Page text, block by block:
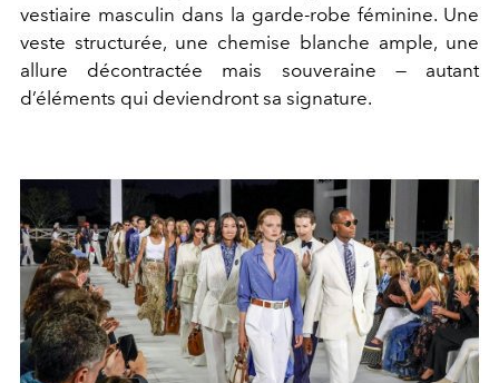
vestiaire masculin dans la garde-robe féminine. Une
veste structurée, une chemise blanche ample, une
allure décontractée mais souveraine — autant
d’éléments qui deviendront sa signature.